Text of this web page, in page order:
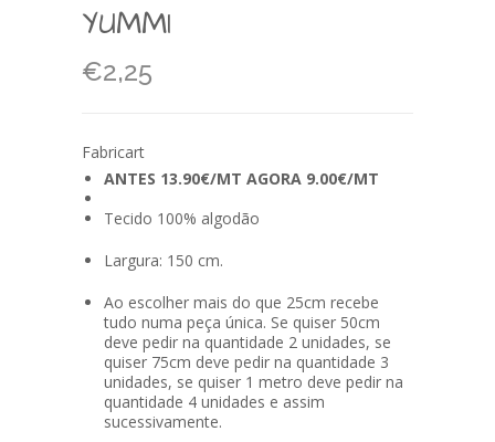
YUMMI
€2,25
Fabricart
ANTES 13.90€/MT AGORA 9.00€/MT
Tecido 100% algodão
Largura: 150 cm.
Ao escolher mais do que 25cm recebe
tudo numa peça única. Se quiser 50cm
deve pedir na quantidade 2 unidades, se
quiser 75cm deve pedir na quantidade 3
unidades, se quiser 1 metro deve pedir na
quantidade 4 unidades e assim
sucessivamente.